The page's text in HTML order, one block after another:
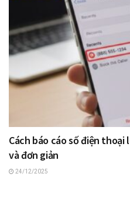
Cách báo cáo số điện
và đơn giản
24/12/2025